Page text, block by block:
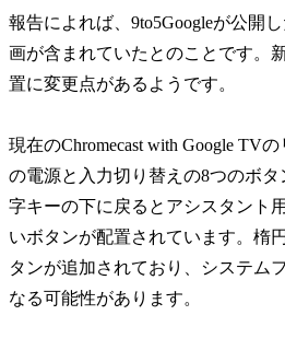
報告によれば、9to5Googleが公開
画が含まれていたとのことです。
置に変更点があるようです。
現在のChromecast with Google TV
の電源と入力切り替えの8つのボ
字キーの下に戻るとアシスタント
いボタンが配置されています。楕
タンが追加されており、システム
なる可能性があります。